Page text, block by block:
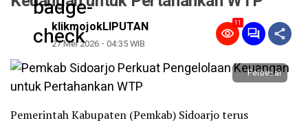
klikmojokLIPUTAN
27 Mei 2026 - 04:35 WIB
11
Perbesar
Pemerintah Kabupaten (Pemkab) Sidoarjo terus